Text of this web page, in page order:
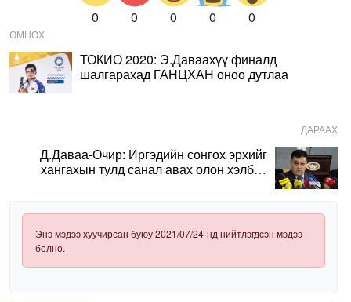
0 0 0 0 0
ӨМНӨХ
ТОКИО 2020: Э.Даваахүү финалд
шалгарахад ГАНЦХАН оноо дутлаа
ДАРААХ
Д.Даваа-Очир: Иргэдийн сонгох эрхийг
хангахын тулд санал авах олон хэлбэр
Энэ мэдээ хуучирсан буюу 2021/07/24-нд нийтлэгдсэн мэдээ
болно.